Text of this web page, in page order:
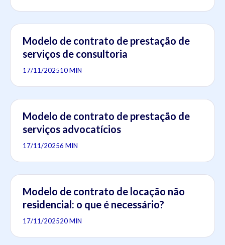
Modelo de contrato de prestação de
serviços de consultoria
17/11/202510 MIN
Modelo de contrato de prestação de
serviços advocatícios
17/11/20256 MIN
Modelo de contrato de locação não
residencial: o que é necessário?
17/11/202520 MIN